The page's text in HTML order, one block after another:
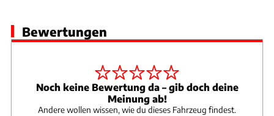
Bewertungen
Noch keine Bewertung da – gib doch deine
Meinung ab!
Andere wollen wissen, wie du dieses Fahrzeug findest.